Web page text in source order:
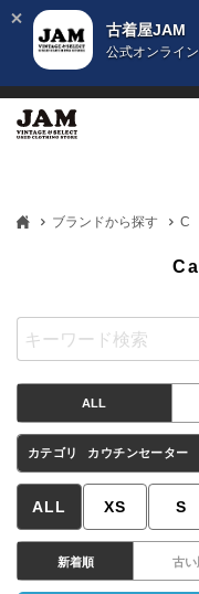
古着屋JAM
公式オンライ
ブランドから探す C
ALL
カテゴリ カウチンセーター
ALL XS S
新着順 古い